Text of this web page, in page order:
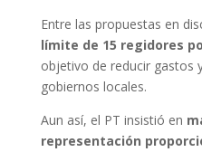
Entre las propuestas en
límite de 15 regidores
objetivo de reducir gastos
gobiernos locales.
Aun así, el PT insistió en
representación